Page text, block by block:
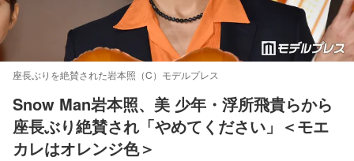
座長ぶりを絶賛された岩本照（C）モデルプレス
Snow Man岩本照、美 少年・浮所飛貴らから
座長ぶり絶賛され「やめてください」＜モエ
カレはオレンジ色＞